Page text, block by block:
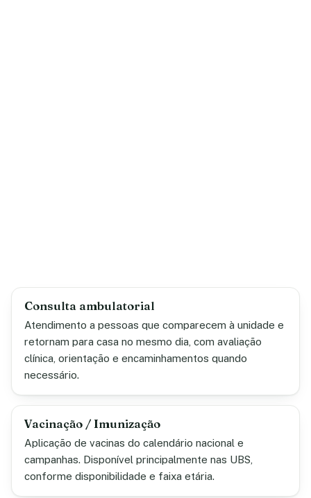
Consulta ambulatorial
Atendimento a pessoas que comparecem à unidade e
retornam para casa no mesmo dia, com avaliação
clínica, orientação e encaminhamentos quando
necessário.
Vacinação / Imunização
Aplicação de vacinas do calendário nacional e
campanhas. Disponível principalmente nas UBS,
conforme disponibilidade e faixa etária.